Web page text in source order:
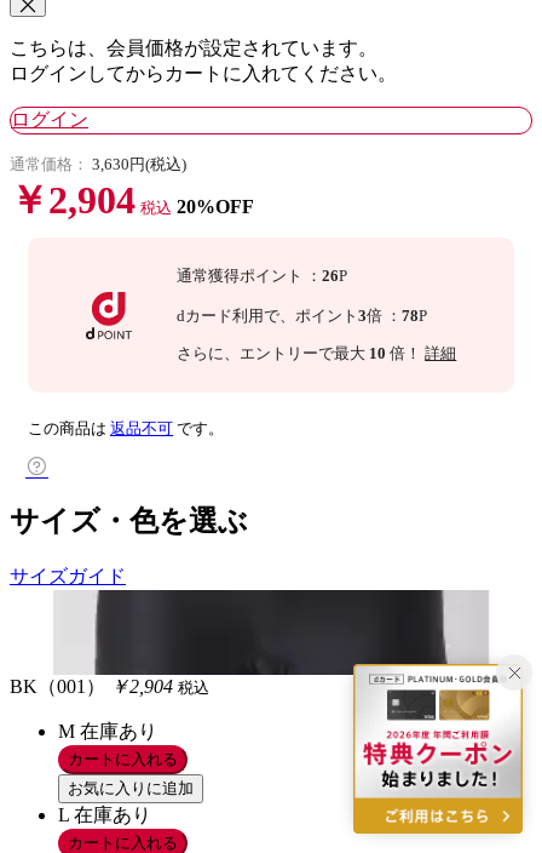
こちらは、会員価格が設定されています。
ログインしてからカートに入れてください。
ログイン
通常価格： 3,630円(税込)
￥2,904 税込 20%OFF
通常獲得ポイント ：26P
dカード利用で、ポイント3倍 ：78P
さらに、エントリーで最大 10 倍！詳細
この商品は 返品不可 です。
サイズ・色を選ぶ
サイズガイド
BK（001） ￥2,904 税込
M 在庫あり
カートに入れる
お気に入りに追加
L 在庫あり
カートに入れる